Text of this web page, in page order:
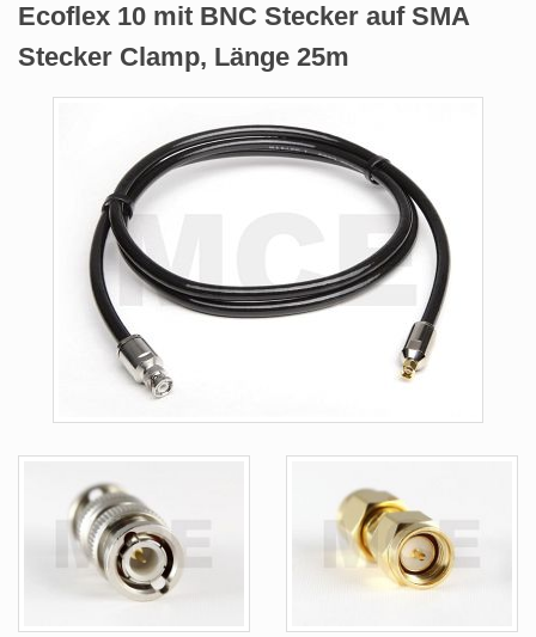
Ecoflex 10 mit BNC Stecker auf SMA
Stecker Clamp, Länge 25m